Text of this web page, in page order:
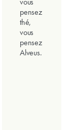
pensez
thé,
vous
pensez
Alveus.